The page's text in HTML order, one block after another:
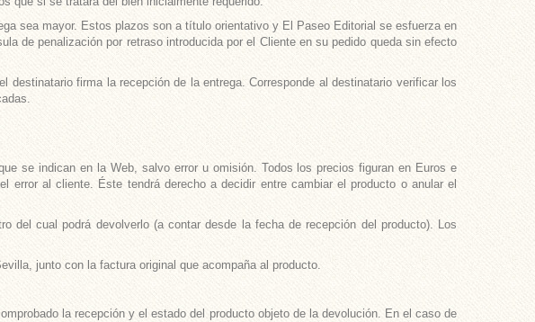
sea mayor. Estos plazos son a título orientativo y El Paseo Editorial se esfuerza en
de penalización por retraso introducida por el Cliente en su pedido queda sin efecto
firma la recepción de la entrega. Corresponde al destinatario verificar los
se indican en la Web, salvo error u omisión. Todos los precios figuran en Euros e
al cliente. Éste tendrá derecho a decidir entre cambiar el producto o anular el
cual podrá devolverlo (a contar desde la fecha de recepción del producto). Los
junto con la factura original que acompaña al producto.
la recepción y el estado del producto objeto de la devolución. En el caso de